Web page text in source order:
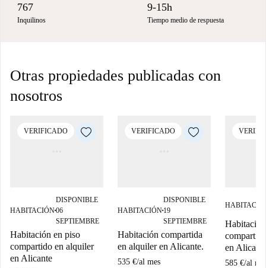
767
Inquilinos
9-15h
Tiempo medio de respuesta
Otras propiedades publicadas con
nosotros
VERIFICADO
HABITACIÓN■
DISPONIBLE
06
SEPTIEMBRE
Habitación en piso
compartido en alquiler
en Alicante
VERIFICADO
HABITACIÓN■
DISPONIBLE
19
SEPTIEMBRE
Habitación compartida
en alquiler en Alicante.
535 €/al mes
en
585 €/al